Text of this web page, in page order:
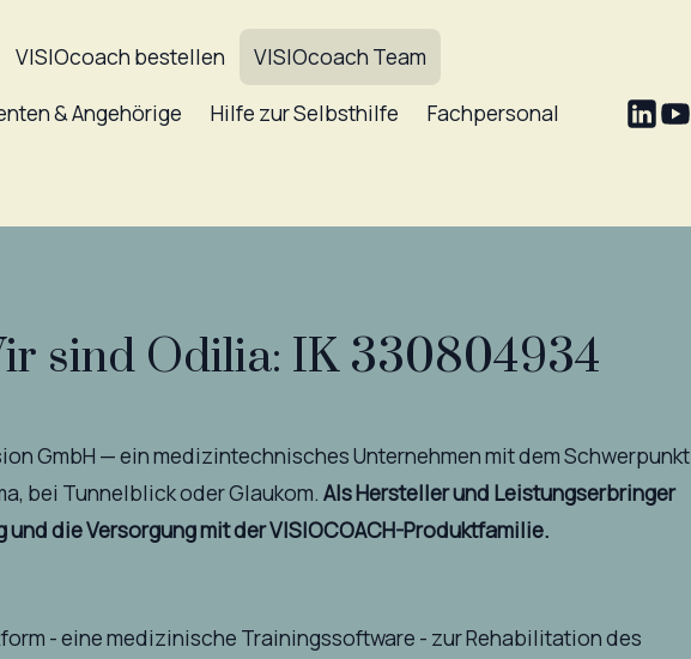
VISIOcoach bestellen
VISIOcoach Team
& Angehörige Hilfe zur Selbsthilfe
Fachpersonal
sind Odilia: IK 330804934
GmbH — ein medizintechnisches Unternehmen mit dem Schwerpunkt
bei Tunnelblick oder Glaukom. Als Hersteller und Leistungserbringer
die Versorgung mit der VISIOCOACH-Produktfamilie.
- eine medizinische Trainingssoftware - zur Rehabilitation des